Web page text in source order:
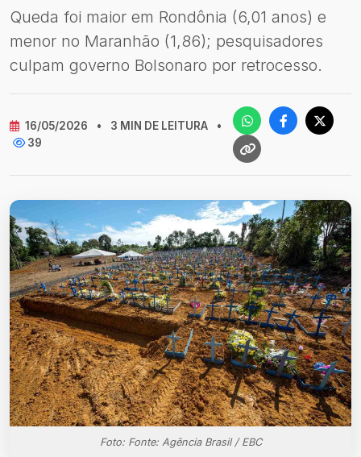
Queda foi maior em Rondônia (6,01 anos) e
menor no Maranhão (1,86); pesquisadores
culpam governo Bolsonaro por retrocesso.
16/05/2026 • 3 MIN DE LEITURA
•
39
Foto: Fonte: Agência Brasil / EBC